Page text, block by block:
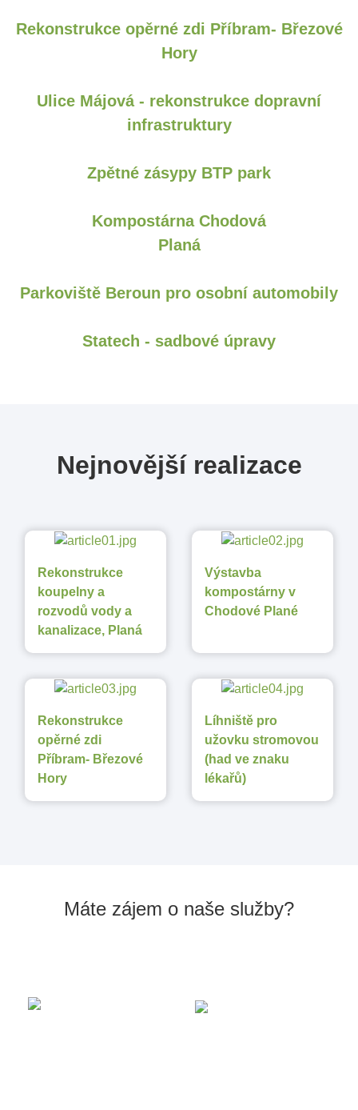
Rekonstrukce opěrné zdi Příbram- Březové
Hory
Ulice Májová - rekonstrukce dopravní
infrastruktury
Zpětné zásypy BTP park
Kompostárna Chodová
Planá
Parkoviště Beroun pro osobní automobily
Statech - sadbové úpravy
Nejnovější realizace
Rekonstrukce
koupelny a
rozvodů vody a
kanalizace, Planá
Výstavba
kompostárny v
Chodové Plané
Rekonstrukce
opěrné zdi
Příbram- Březové
Hory
Líhniště pro
užovku stromovou
(had ve znaku
lékařů)
Máte zájem o naše služby?